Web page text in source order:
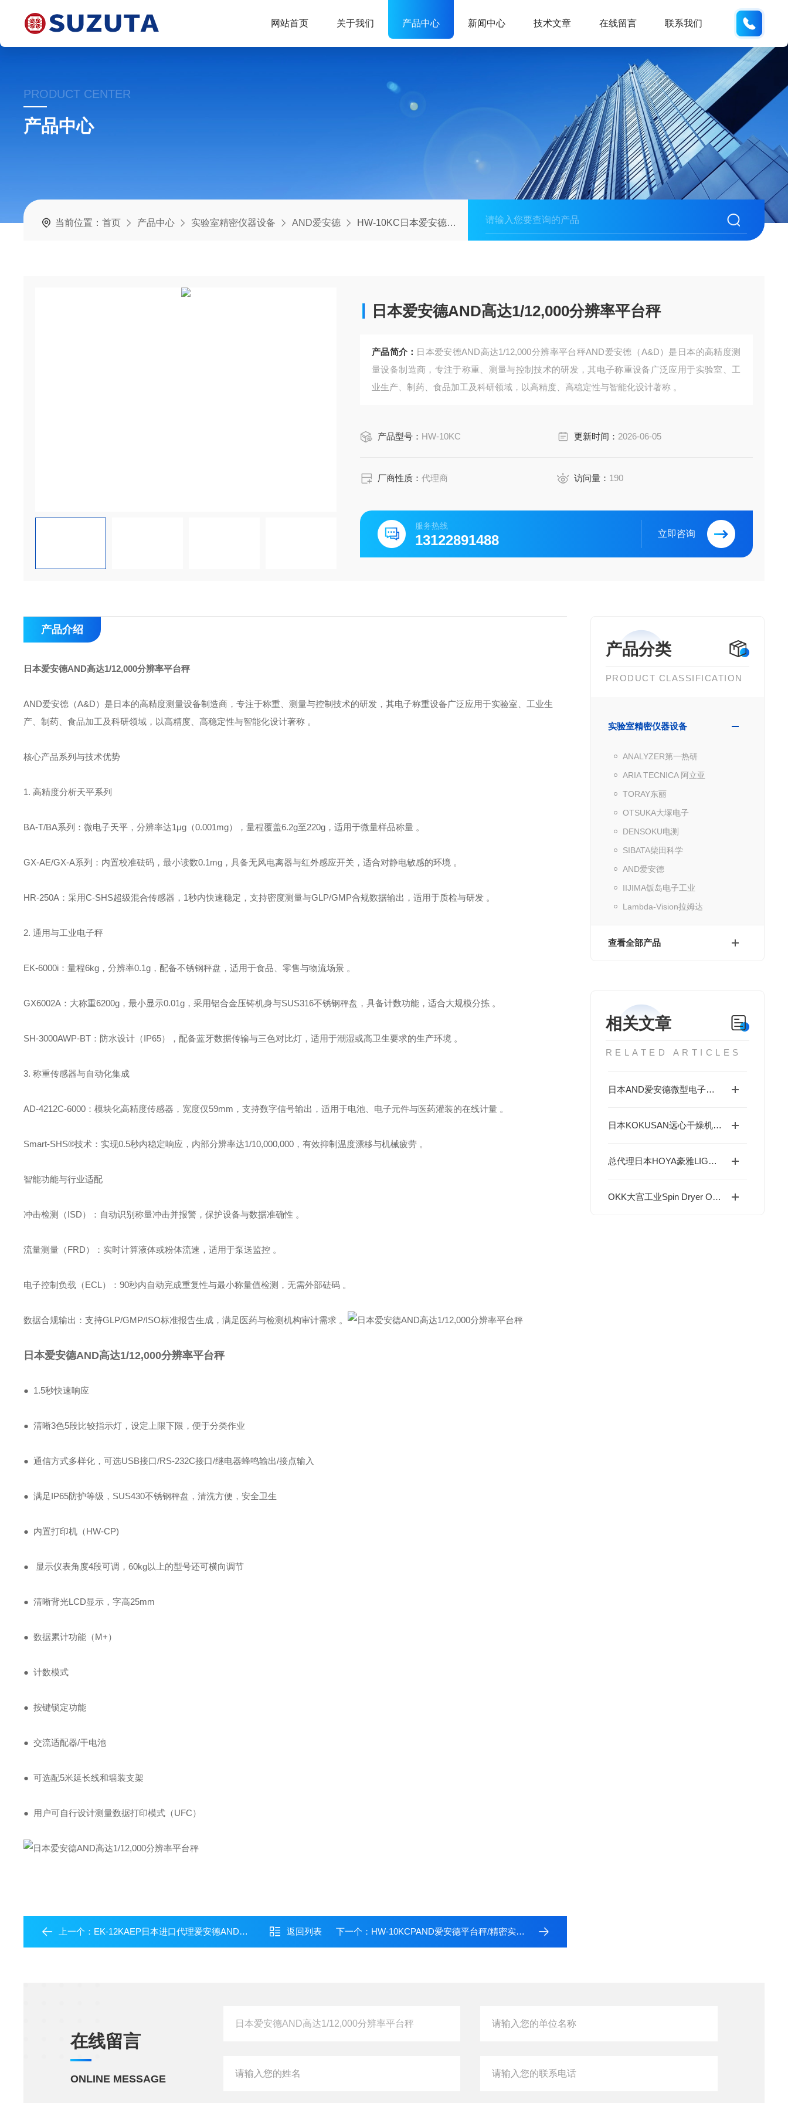
网站首页 关于我们 产品中心 新闻中心 技术文章 在线留言 联系我们
PRODUCT CENTER
产品中心
当前位置：首页 产品中心 实验室精密仪器设备 AND爱安德 HW-10KC日本爱安德AND高达1/12,000分辨率平台秤
日本爱安德AND高达1/12,000分辨率平台秤
产品简介： 日本爱安德AND高达1/12,000分辨率平台秤AND爱安德‌（A&D）是日本的高精度测
量设备制造商，专注于称重、测量与控制技术的研发，其电子称重设备广泛应用于‌实验室、工
业生产、制药、食品加工及科研领域‌，以高精度、高稳定性与智能化设计著称 。
产品型号： HW-10KC 更新时间： 2026-06-05
厂商性质：代理商 访问量： 190
服务热线
13122891488 立即咨询
产品分类
PRODUCT CLASSIFICATION
实验室精密仪器设备
ANALYZER第一热研
ARIA TECNICA 阿立亚
TORAY东丽
OTSUKA大塚电子
DENSOKU电测
SIBATA柴田科学
AND爱安德
IIJIMA饭岛电子工业
Lambda-Vision拉姆达
查看全部产品
相关文章
RELATED ARTICLES
日本AND爱安德微型电子天平/分析天平（BA-T系列/BA系列（A&D Borealis）
日本KOKUSAN远心干燥机 SPD-180产品原理及工况选型指南
总代理日本HOYA豪雅LIGHT SOURCE光源---UV紫外线LED光源产品
OKK大宫工业Spin Dryer OKV-series 产品深度分析
产品介绍
日本爱安德AND高达1/12,000分辨率平台秤
AND爱安德‌（A&D）是日本的高精度测量设备制造商，专注于称重、测量与控制技术的研发，其电子称重设备广泛应用于‌实验室、工业生
产、制药、食品加工及科研领域‌，以高精度、高稳定性与智能化设计著称 。
核心产品系列与技术优势
1. ‌高精度分析天平系列‌
‌BA-T/BA系列‌：微电子天平，分辨率达‌1μg（0.001mg）‌，量程覆盖6.2g至220g，适用于微量样品称量 。
‌GX-AE/GX-A系列‌：内置校准砝码，最小读数‌0.1mg‌，具备无风电离器与红外感应开关，适合对静电敏感的环境 。
‌HR-250A‌：采用‌C-SHS超级混合传感器‌，1秒内快速稳定，支持密度测量与GLP/GMP合规数据输出，适用于质检与研发 。
2. ‌通用与工业电子秤‌
‌EK-6000i‌：量程‌6kg‌，分辨率‌0.1g‌，配备不锈钢秤盘，适用于食品、零售与物流场景 。
‌GX6002A‌：大称重‌6200g‌，最小显示‌0.01g‌，采用铝合金压铸机身与SUS316不锈钢秤盘，具备计数功能，适合大规模分拣 。
‌SH-3000AWP-BT‌：防水设计（IP65），配备蓝牙数据传输与三色对比灯，适用于潮湿或高卫生要求的生产环境 。
3. ‌称重传感器与自动化集成‌
‌AD-4212C-6000‌：模块化高精度传感器，宽度仅‌59mm‌，支持数字信号输出，适用于电池、电子元件与医药灌装的在线计量 。
‌Smart-SHS®技术‌：实现‌0.5秒内稳定响应‌，内部分辨率达1/10,000,000，有效抑制温度漂移与机械疲劳 。
智能功能与行业适配
‌冲击检测（ISD）‌：自动识别称量冲击并报警，保护设备与数据准确性 。
‌流量测量（FRD）‌：实时计算液体或粉体流速，适用于泵送监控 。
‌电子控制负载（ECL）‌：90秒内自动完成重复性与最小称量值检测，无需外部砝码 。
‌数据合规输出‌：支持GLP/GMP/ISO标准报告生成，满足医药与检测机构审计需求 。
日本爱安德AND高达1/12,000分辨率平台秤
● 1.5秒快速响应
● 清晰3色5段比较指示灯，设定上限下限，便于分类作业
● 通信方式多样化，可选USB接口/RS-232C接口/继电器蜂鸣输出/接点输入
● 满足IP65防护等级，SUS430不锈钢秤盘，清洗方便，安全卫生
● 内置打印机（HW-CP)
● 显示仪表角度4段可调，60kg以上的型号还可横向调节
● 清晰背光LCD显示，字高25mm
● 数据累计功能（M+）
● 计数模式
● 按键锁定功能
● 交流适配器/干电池
● 可选配5米延长线和墙装支架
● 用户可自行设计测量数据打印模式（UFC）
上一个： EK-12KAEP日本进口代理爱安德AND防爆桌面天平 返回列表 下一个： HW-10KCPAND爱安德平台秤/精密实验室工业电子天平
在线留言
ONLINE MESSAGE